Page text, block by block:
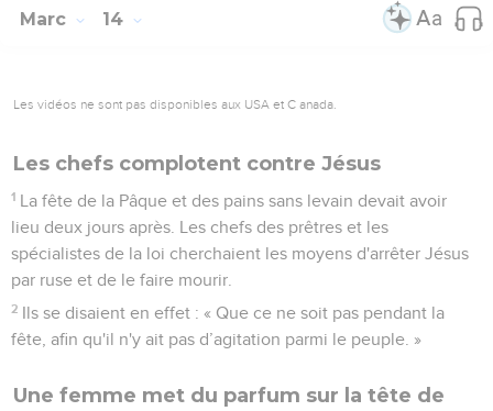
Marc 14
Les vidéos ne sont pas disponibles aux USA et C anada.
Les chefs complotent contre Jésus
1 La fête de la Pâque et des pains sans levain devait avoir
lieu deux jours après. Les chefs des prêtres et les
spécialistes de la loi cherchaient les moyens d'arrêter Jésus
par ruse et de le faire mourir.
2 Ils se disaient en effet : « Que ce ne soit pas pendant la
fête, afin qu'il n'y ait pas d’agitation parmi le peuple. »
Une femme met du parfum sur la tête de